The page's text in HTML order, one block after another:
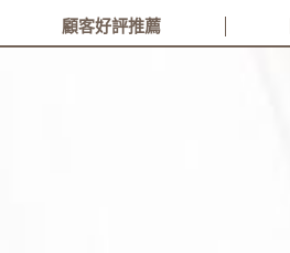
顧客好評推薦